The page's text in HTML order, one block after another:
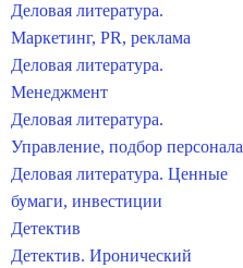
Деловая литература.
Маркетинг, PR, реклама
Деловая литература.
Менеджмент
Деловая литература.
Управление, подбор персонала
Деловая литература. Ценные
бумаги, инвестиции
Детектив
Детектив. Иронический